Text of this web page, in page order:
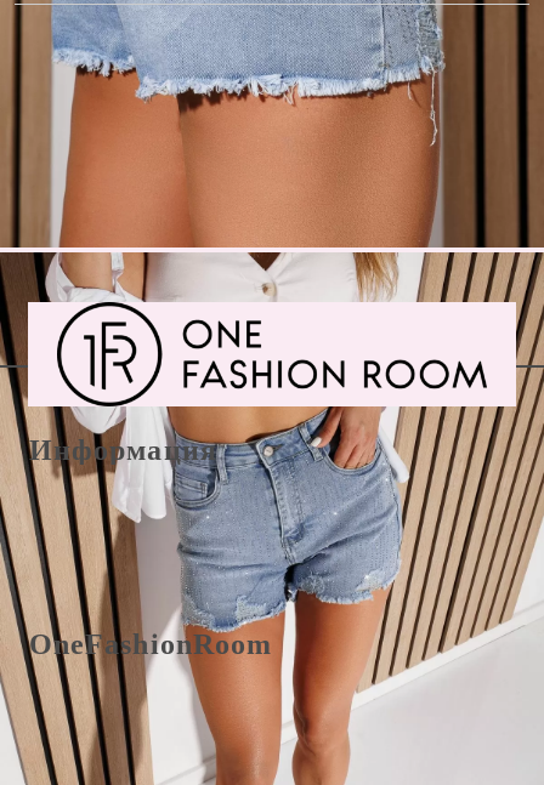
Оцени продукта
Информация
E-Mail office@onefashionroom.eu
Формуляр за връщане/замяна
OneFashionRoom
Правила и условия
Oнлайн разрешаване на жалби